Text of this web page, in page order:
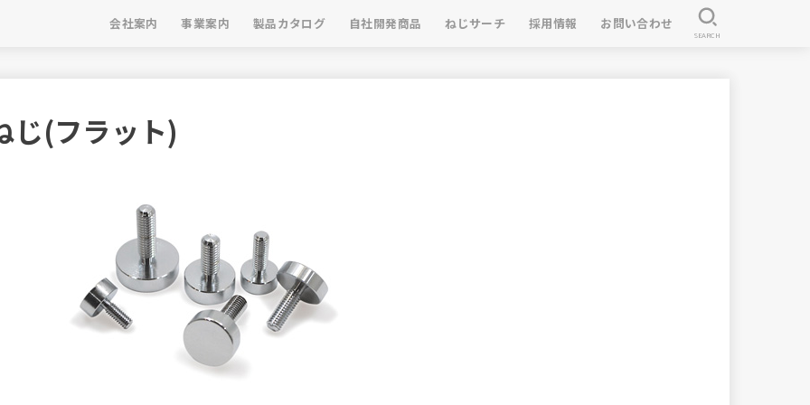
会社案内 事業案内 製品カタログ 自社開発商品 ねじサーチ 採用情報 お問い合わせ
SEARCH
じ(フラット)